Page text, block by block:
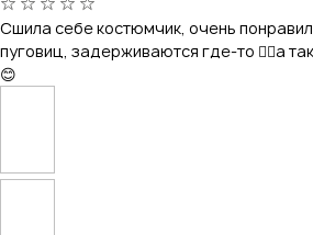
Сшила себе костюмчик, очень
пуговиц, задерживаются где-то 🤦‍♀️а
😊